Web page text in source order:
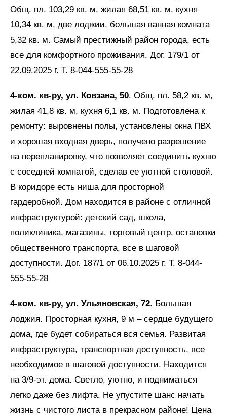
Общ. пл. 103,29 кв. м, жилая 68,51 кв. м, кухня
10,34 кв. м, две лоджии, большая ванная комната
5,32 кв. м. Самый престижный район города, есть
все для комфортного проживания. Дог. 179/1 от
22.09.2025 г. Т. 8-044-555-55-28
4-ком. кв-ру, ул. Ковзана, 50. Общ. пл. 58,2 кв. м,
жилая 41,8 кв. м, кухня 6,1 кв. м. Подготовлена к
ремонту: выровнены полы, установлены окна ПВХ
и хорошая входная дверь, получено разрешение
на перепланировку, что позволяет соединить кухню
с соседней комнатой, сделав ее уютной столовой.
В коридоре есть ниша для просторной
гардеробной. Дом находится в районе с отличной
инфраструктурой: детский сад, школа,
поликлиника, магазины, торговый центр, остановки
общественного транспорта, все в шаговой
доступности. Дог. 187/1 от 06.10.2025 г. Т. 8-044-
555-55-28
4-ком. кв-ру, ул. Ульяновская, 72. Большая
лоджия. Просторная кухня, 9 м – сердце будущего
дома, где будет собираться вся семья. Развитая
инфраструктура, транспортная доступность, все
необходимое в шаговой доступности. Находится
на 3/9-эт. дома. Светло, уютно, и подниматься
легко даже без лифта. Не упустите шанс начать
жизнь с чистого листа в прекрасном районе! Цена